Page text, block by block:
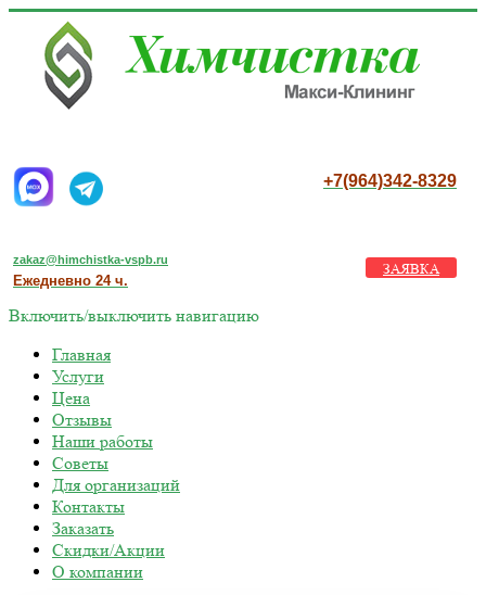
+7(964)342-8329
zakaz@himchistka-vspb.ru
Ежедневно 24 ч.
ЗАЯВКА
Включить/выключить навигацию
Главная
Услуги
Цена
Отзывы
Наши работы
Советы
Для организаций
Контакты
Заказать
Скидки/Акции
О компании